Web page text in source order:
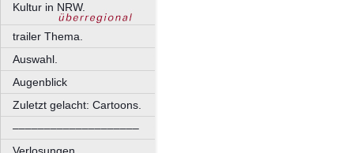
Kultur in NRW.
trailer Thema.
Auswahl.
Augenblick
Zuletzt gelacht: Cartoons.
––––––––––––––––––––